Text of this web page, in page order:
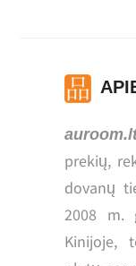
prekių,
dovanų
2008 m.
Kinijoje,